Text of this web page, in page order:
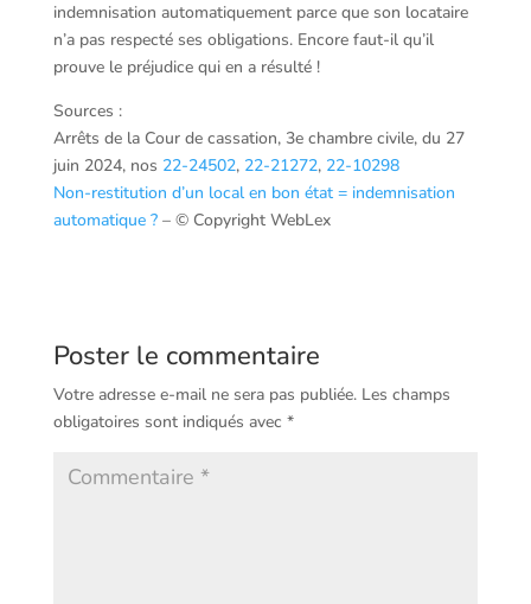
indemnisation automatiquement parce que son locataire
n’a pas respecté ses obligations. Encore faut-il qu’il
prouve le préjudice qui en a résulté !
Sources :
Arrêts de la Cour de cassation, 3e chambre civile, du 27
juin 2024, nos 22-24502, 22-21272, 22-10298
Non-restitution d’un local en bon état = indemnisation
automatique ? – © Copyright WebLex
Poster le commentaire
Votre adresse e-mail ne sera pas publiée. Les champs
obligatoires sont indiqués avec *